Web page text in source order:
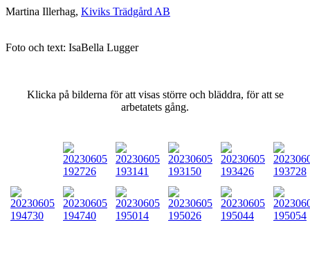
Martina Illerhag, Kiviks Trädgård AB
Foto och text: IsaBella Lugger
Klicka på bilderna för att visas större och bläddra, för att se
arbetatets gång.